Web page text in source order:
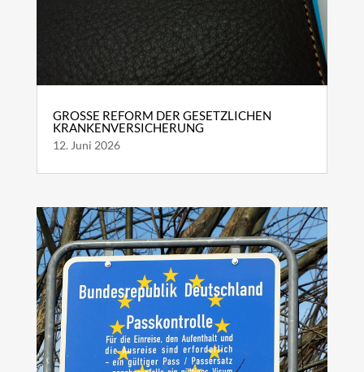
GROSSE REFORM DER GESETZLICHEN K
RANKENVERSICHERUNG
12. Juni 2026